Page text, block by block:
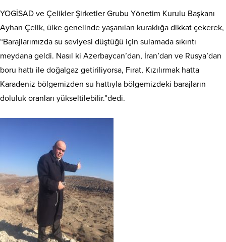
YOGİSAD ve Çelikler Şirketler Grubu Yönetim Kurulu Başkanı
Ayhan Çelik, ülke genelinde yaşanılan kuraklığa dikkat çekerek,
“Barajlarımızda su seviyesi düştüğü için sulamada sıkıntı
meydana geldi. Nasıl ki Azerbaycan’dan, İran’dan ve Rusya’dan
boru hattı ile doğalgaz getiriliyorsa, Fırat, Kızılırmak hatta
Karadeniz bölgemizden su hattıyla bölgemizdeki barajların
doluluk oranları yükseltilebilir.”dedi.